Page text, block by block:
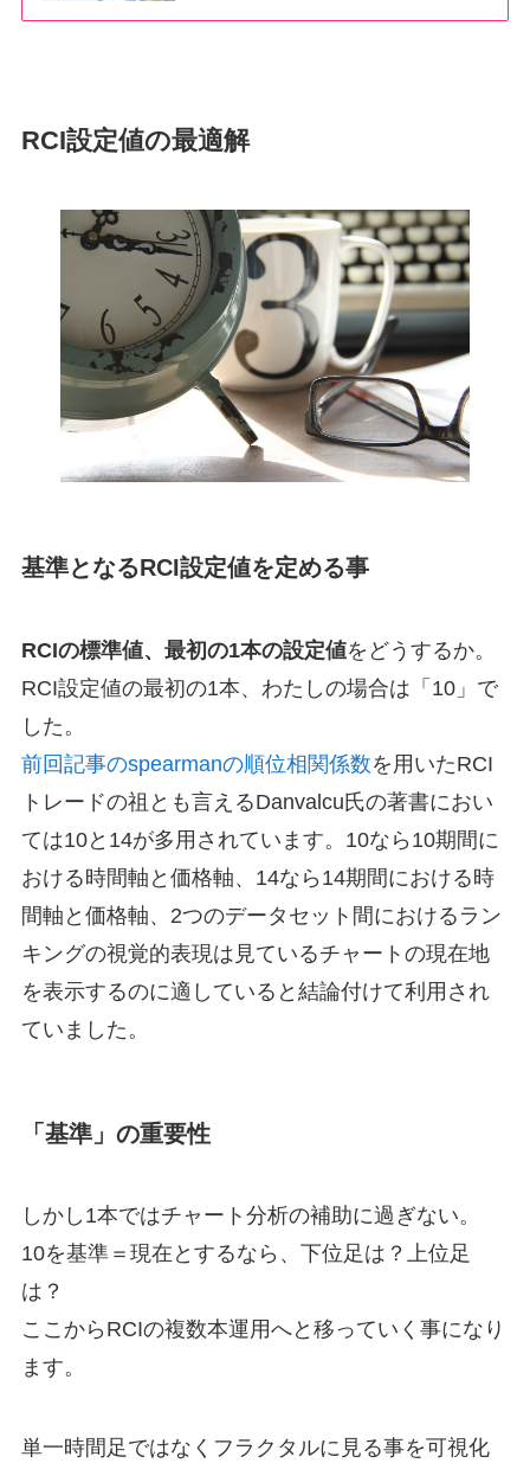
RCI設定値の最適解
基準となるRCI設定値を定める事
RCIの標準値、最初の1本の設定値をどうするか。
RCI設定値の最初の1本、わたしの場合は「10」で
した。
前回記事のspearmanの順位相関係数を用いたRCI
トレードの祖とも言えるDanvalcu氏の著書におい
ては10と14が多用されています。10なら10期間に
おける時間軸と価格軸、14なら14期間における時
間軸と価格軸、2つのデータセット間におけるラン
キングの視覚的表現は見ているチャートの現在地
を表示するのに適していると結論付けて利用され
ていました。
「基準」の重要性
しかし1本ではチャート分析の補助に過ぎない。
10を基準＝現在とするなら、下位足は？上位足
は？
ここからRCIの複数本運用へと移っていく事になり
ます。
単一時間足ではなくフラクタルに見る事を可視化